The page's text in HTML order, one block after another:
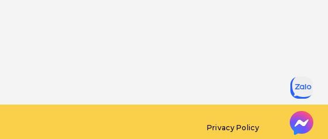
Privacy Policy